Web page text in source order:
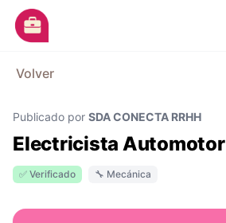
Ir al contenido principal
Categorías
Empresas
Blog
Dejá tu CV
Volver
Publicado por SDA CONECTA RRHH
Electricista Automotor
✅ Verificado 🔧 Mecánica